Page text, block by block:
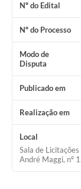
Nº do Edital
Nº do Processo
Modo de
Disputa
Publicado em
Realização em
Local
Sala de
André Maggi, nº